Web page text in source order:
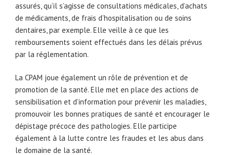
assurés, qu’il s’agisse de consultations médicales, d’achats
de médicaments, de frais d’hospitalisation ou de soins
dentaires, par exemple. Elle veille à ce que les
remboursements soient effectués dans les délais prévus
par la réglementation.
La CPAM joue également un rôle de prévention et de
promotion de la santé. Elle met en place des actions de
sensibilisation et d’information pour prévenir les maladies,
promouvoir les bonnes pratiques de santé et encourager le
dépistage précoce des pathologies. Elle participe
également à la lutte contre les fraudes et les abus dans
le domaine de la santé.